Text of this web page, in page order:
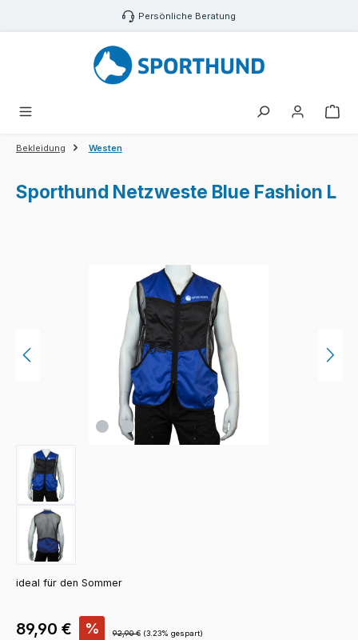
Zum Hauptinhalt springen Persönliche Beratung
Bekleidung Westen
Sporthund Netzweste Blue Fashion L
ideal für den Sommer
Verkaufspreis:
89,90 € % Regulärer Preis:
92,90 € (3.23% gespart)